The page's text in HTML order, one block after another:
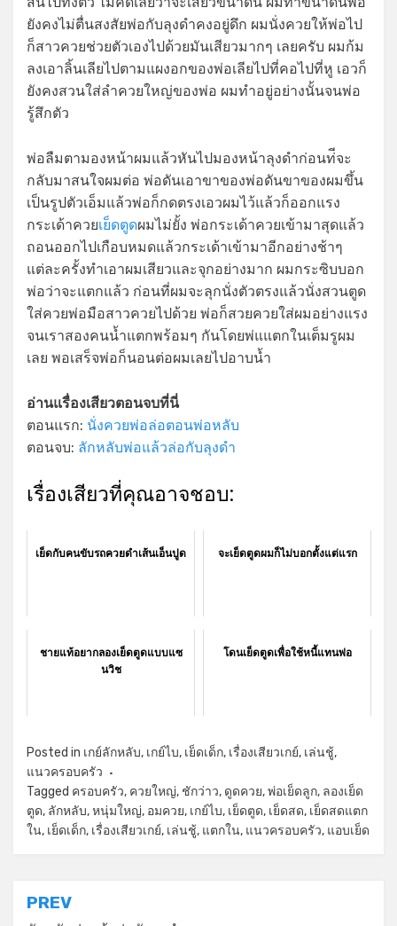
ยังคงไม่ตื่นสงสัยพ่อกับลุงดำคงอยู่ดึก ผมนั่งควยให้พ่อไป
ก็สาวควยช่วยตัวเองไปด้วยมันเสียวมากๆ เลยครับ ผมก้ม
ลงเอาลิ้นเลียไปตามแผงอกของพ่อเลียไปที่คอไปที่หู เอวก็
ยังคงสวนใส่ลำควยใหญ่ของพ่อ ผมทำอยู่อย่างนั้นจนพ่อ
รู้สึกตัว
พ่อลืมตามองหน้าผมแล้วหันไปมองหน้าลุงดำก่อนท่ีจะ
กลับมาสนใจผมต่อ พ่อดันเอาขาของพ่อดันขาของผมขึ้น
เป็นรูปตัวเอ็มแล้วพ่อก็กดตรงเอวผมไว้แล้วก็ออกแรง
กระเด้าควยเย็ดตูดผมไม่ยั้ง พ่อกระเด้าควยเข้ามาสุดแล้ว
ถอนออกไปเกือบหมดแล้วกระเด้าเข้ามาอีกอย่างช้าๆ
แต่ละครั้งทำเอาผมเสียวและจุกอย่างมาก ผมกระซิบบอก
พ่อว่าจะแตกแล้ว ก่อนที่ผมจะลุกนั่งตัวตรงแล้วนั่งสวนตูด
ใส่ควยพ่อมือสาวควยไปด้วย พ่อก็สวยควยใส่ผมอย่างแรง
จนเราสองคนน้ำแตกพร้อมๆ กันโดยพ่แแตกในเต็มรูผม
เลย พอเสร็จพ่อก็นอนต่อผมเลยไปอาบน้ำ
อ่านแรื่องเสียวตอนจบที่นี่
ตอนแรก: นั่งควยพ่อล่อตอนพ่อหลับ
ตอนจบ: ลักหลับพ่อแล้วล่อกับลุงดำ
เรื่องเสียวที่คุณอาจชอบ:
เย็ดกับคนขับรถควยดำเส้นเอ็นปูด จะเย็ดตูดผมก็ไม่บอกตั้งแต่แรก
ชายแท้อยากลองเย็ดตูดแบบแซ
นวิช
โดนเย็ดตูดเพื่อใช้หนี้แทนพ่อ
Posted in เกย์ลักหลับ, เกย์ไบ, เย็ดเด็ก, เรื่องเสียวเกย์, เล่นชู้,
แนวครอบครัว
Tagged ครอบครัว, ควยใหญ่, ชักว่าว, ดูดควย,พ่อเย็ดลูก, ลองเย็ด
ตูด, ลักหลับ,หนุ่มใหญ่, อมควย, เกย์ไบ, เย็ดตูด, เย็ดสด, เย็ดสดแตก
ใน, เย็ดเด็ก, เรื่องเสียวเกย์, เล่นชู้, แตกใน, แนวครอบครัว, แอบเย็ด
แนะแนว
PREV